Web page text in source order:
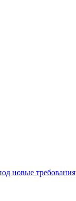
новые требования